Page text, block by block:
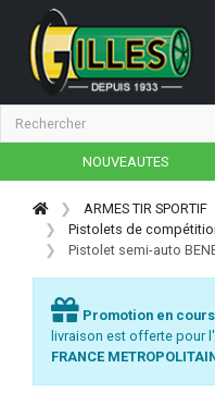
NOUVEAUTES
ARMES TIR SPORTIF
Pistolets de
Pistolet semi-auto
Promotion en
livraison est offerte pour
FRANCE